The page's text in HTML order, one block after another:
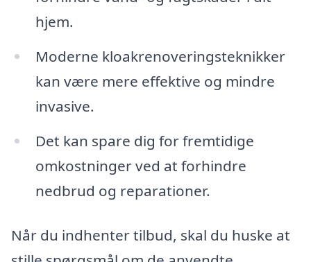
hjem.
Moderne kloakrenoveringsteknikker
kan være mere effektive og mindre
invasive.
Det kan spare dig for fremtidige
omkostninger ved at forhindre
nedbrud og reparationer.
Når du indhenter tilbud, skal du huske at